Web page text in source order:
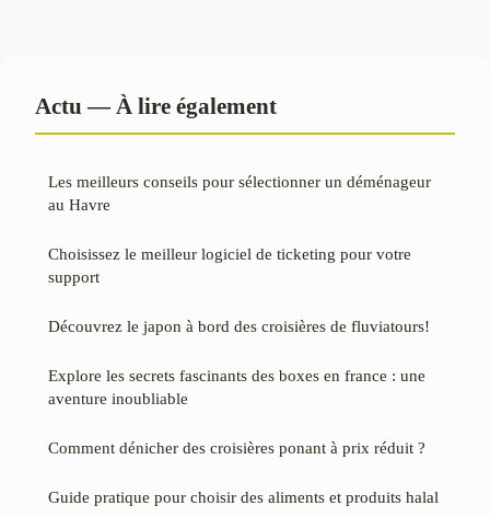
Actu — À lire également
Les meilleurs conseils pour sélectionner un déménageur
au Havre
Choisissez le meilleur logiciel de ticketing pour votre
support
Découvrez le japon à bord des croisières de fluviatours!
Explore les secrets fascinants des boxes en france : une
aventure inoubliable
Comment dénicher des croisières ponant à prix réduit ?
Guide pratique pour choisir des aliments et produits halal